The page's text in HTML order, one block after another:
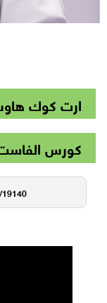
ارت كوك
كورس